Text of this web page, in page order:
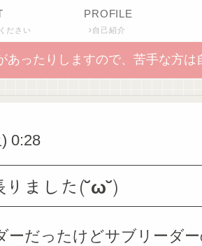
ださい
PROFILE
自己紹介
あったりしますので、苦手な方
0:28
ました(˘ω˘)
ーだったけどサブリーダ